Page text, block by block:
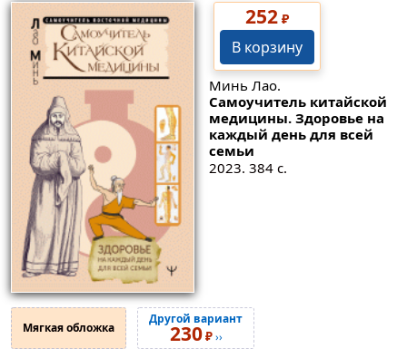
252₽
В корзину
Минь Лао.
Самоучитель китайской
медицины. Здоровье на
каждый день для всей
семьи
2023. 384 с.
Мягкая обложка
Другой вариант
230₽››